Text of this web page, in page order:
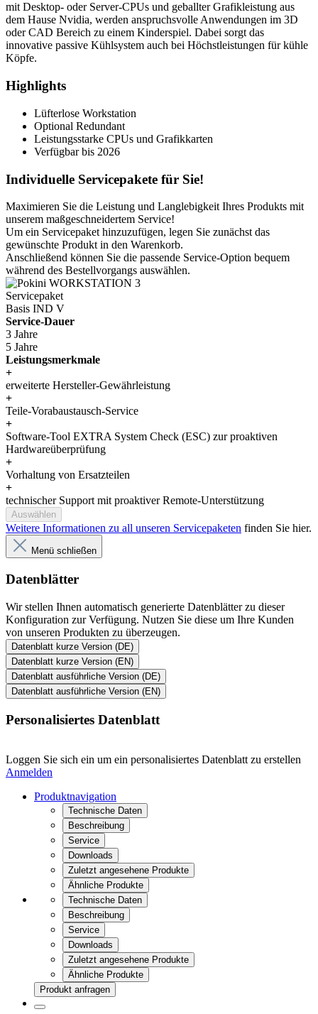
mit Desktop- oder Server-CPUs und geballter Grafikleistung aus
dem Hause Nvidia, werden anspruchsvolle Anwendungen im 3D
oder CAD Bereich zu einem Kinderspiel. Dabei sorgt das
innovative passive Kühlsystem auch bei Höchstleistungen für kühle
Köpfe.
Highlights
Lüfterlose Workstation
Optional Redundant
Leistungsstarke CPUs und Grafikkarten
Verfügbar bis 2026
Individuelle Servicepakete für Sie!
Maximieren Sie die Leistung und Langlebigkeit Ihres Produkts mit
unserem maßgeschneidertem Service!
Um ein Servicepaket hinzuzufügen, legen Sie zunächst das
gewünschte Produkt in den Warenkorb.
Anschließend können Sie die passende Service-Option bequem
während des Bestellvorgangs auswählen.
Servicepaket
Basis IND V
Service-Dauer
3 Jahre
5 Jahre
Leistungsmerkmale
+
erweiterte Hersteller-Gewährleistung
+
Teile-Vorabaustausch-Service
+
Software-Tool EXTRA System Check (ESC) zur proaktiven
Hardwareüberprüfung
+
Vorhaltung von Ersatzteilen
+
technischer Support mit proaktiver Remote-Unterstützung
Auswählen
Weitere Informationen zu all unseren Servicepaketen finden Sie hier.
Menü schließen
Datenblätter
Wir stellen Ihnen automatisch generierte Datenblätter zu dieser
Konfiguration zur Verfügung. Nutzen Sie diese um Ihre Kunden
von unseren Produkten zu überzeugen.
Datenblatt kurze Version (DE)
Datenblatt kurze Version (EN)
Datenblatt ausführliche Version (DE)
Datenblatt ausführliche Version (EN)
Personalisiertes Datenblatt
Loggen Sie sich ein um ein personalisiertes Datenblatt zu erstellen
Anmelden
Produktnavigation
Technische Daten
Beschreibung
Service
Downloads
Zuletzt angesehene Produkte
Ähnliche Produkte
Technische Daten
Beschreibung
Service
Downloads
Zuletzt angesehene Produkte
Ähnliche Produkte
Produkt anfragen